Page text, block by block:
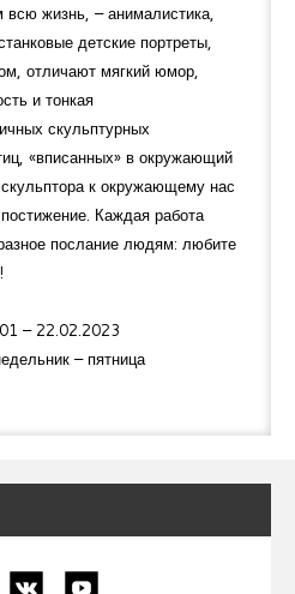
всю жизнь, – анималистика,
детские портреты,
отличают мягкий юмор,
и тонкая
скульптурных
«вписанных» в окружающий
к окружающему нас
Каждая работа
послание людям: любите
– 22.02.2023
пятница